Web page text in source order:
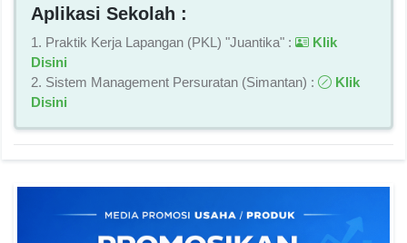
Aplikasi Sekolah :
1. Praktik Kerja Lapangan (PKL) "Juantika" :
Klik
Disini
2. Sistem Management Persuratan (Simantan) :
Klik
Disini